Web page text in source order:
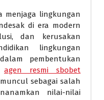
menjaga lingkungan
di era modern
dan kerusakan
lingkungan
pembentukan
agen resmi sbobet
sebagai salah
nilai-nilai